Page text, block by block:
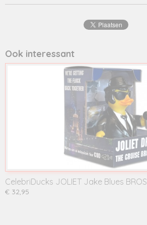
Ook interessant
CelebriDucks JOLIET Jake Blues BROS
€ 32,95